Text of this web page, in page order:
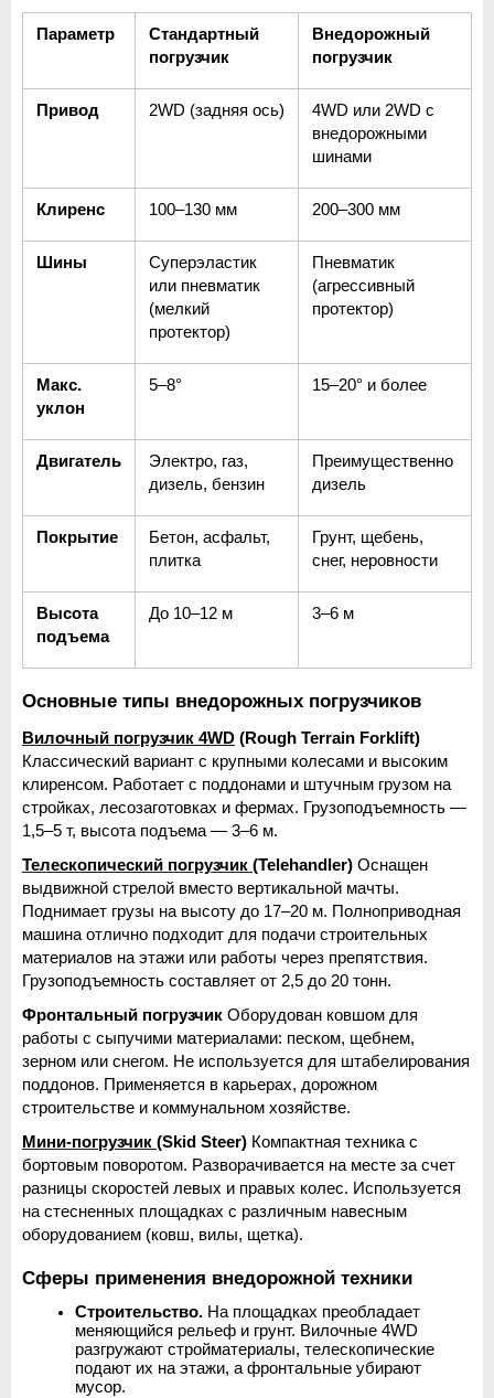
Параметр
Стандартный
погрузчик
Внедорожный
погрузчик
Привод 2WD (задняя ось)
4WD или 2WD с
внедорожными
шинами
Клиренс 100–130 мм 200–300 мм
Шины
Суперэластик
или пневматик
(мелкий
протектор)
Пневматик
(агрессивный
протектор)
Макс.
уклон
5–8° 15–20° и более
Двигатель
Электро, газ,
дизель, бензин
Преимущественно
дизель
Покрытие
Бетон, асфальт,
плитка
Грунт, щебень,
снег, неровности
Высота
подъема
До 10–12 м 3–6 м
Основные типы внедорожных погрузчиков
Вилочный погрузчик 4WD (Rough Terrain Forklift)
Классический вариант с крупными колесами и высоким
клиренсом. Работает с поддонами и штучным грузом на
стройках, лесозаготовках и фермах. Грузоподъемность —
1,5–5 т, высота подъема — 3–6 м.
Телескопический погрузчик (Telehandler) Оснащен
выдвижной стрелой вместо вертикальной мачты.
Поднимает грузы на высоту до 17–20 м. Полноприводная
машина отлично подходит для подачи строительных
материалов на этажи или работы через препятствия.
Грузоподъемность составляет от 2,5 до 20 тонн.
Фронтальный погрузчик Оборудован ковшом для
работы с сыпучими материалами: песком, щебнем,
зерном или снегом. Не используется для штабелирования
поддонов. Применяется в карьерах, дорожном
строительстве и коммунальном хозяйстве.
Мини-погрузчик (Skid Steer) Компактная техника с
бортовым поворотом. Разворачивается на месте за счет
разницы скоростей левых и правых колес. Используется
на стесненных площадках с различным навесным
оборудованием (ковш, вилы, щетка).
Сферы применения внедорожной техники
Строительство. На площадках преобладает
меняющийся рельеф и грунт. Вилочные 4WD
разгружают стройматериалы, телескопические
подают их на этажи, а фронтальные убирают
мусор.